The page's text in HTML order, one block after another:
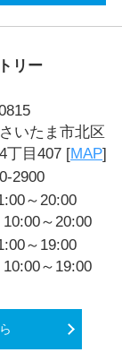
リー
いたま市北区
丁目407 [MAP]
2900
～20:00
～20:00
～19:00
～19:00